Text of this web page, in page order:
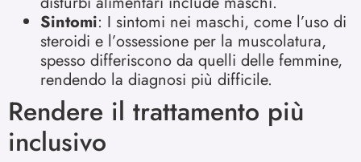
Sintomi: I sintomi nei maschi, come l’uso di
steroidi e l’ossessione per la muscolatura,
spesso differiscono da quelli delle femmine,
rendendo la diagnosi più difficile.
Rendere il trattamento più
inclusivo